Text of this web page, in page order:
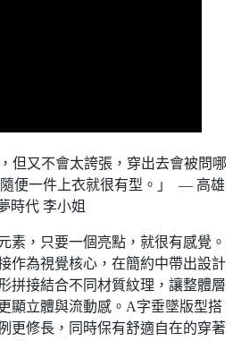
但又不會太誇張，穿出去會被問哪
便一件上衣就很有型。」 — 高雄
時代 李小姐
素，只要一個亮點，就很有感覺。
作為視覺核心，在簡約中帶出設計
拼接結合不同材質紋理，讓整體層
顯立體與流動感。A字垂墜版型搭
更修長，同時保有舒適自在的穿著